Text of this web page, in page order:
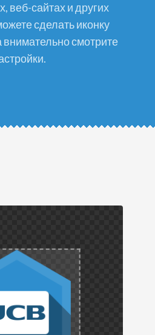
веб-сайтах и других
сделать иконку
смотрите